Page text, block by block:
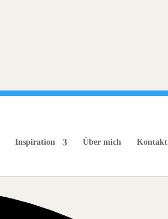
Inspiration Über mich Kontakt